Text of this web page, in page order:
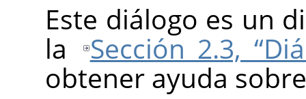
Este diálogo es un
la
Sección 2.3,
obtener ayuda